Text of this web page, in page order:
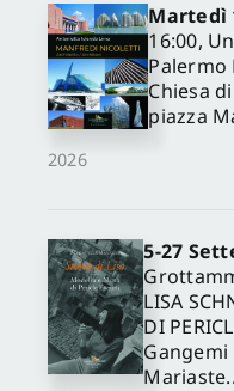
2026
Martedì
16:00,
Palermo
Chiesa
piazza
5-27
LISA
DI